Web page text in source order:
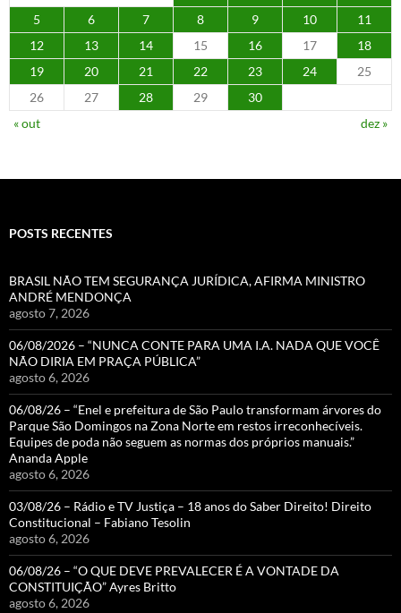
5
6 7 8 9 10
11
12
13 14 15 16 17
18
19
20 21 22 23 24
25
26
27 28 29
30
« out
dez »
POSTS RECENTES
BRASIL NÃO TEM SEGURANÇA JURÍDICA, AFIRMA MINISTRO
ANDRÉ MENDONÇA
agosto 7, 2026
06/08/2026 – “NUNCA CONTE PARA UMA I.A. NADA QUE VOCÊ
NÃO DIRIA EM PRAÇA PÚBLICA”
agosto 6, 2026
06/08/26 – “Enel e prefeitura de São Paulo transformam árvores do
Parque São Domingos na Zona Norte em restos irreconhecíveis.
Equipes de poda não seguem as normas dos próprios manuais.”
Ananda Apple
agosto 6, 2026
03/08/26 – Rádio e TV Justiça – 18 anos do Saber Direito! Direito
Constitucional – Fabiano Tesolin
agosto 6, 2026
06/08/26 – “O QUE DEVE PREVALECER É A VONTADE DA
CONSTITUIÇÃO” Ayres Britto
agosto 6, 2026